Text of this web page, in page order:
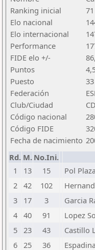
Ranking inicial
71
Elo nacional
Elo internacional
Performance
FIDE elo +/-
Puntos
Puesto
33
Federación
Club/Ciudad
Código nacional
Código FIDE
Fecha de nacimiento
Rd. M. No.Ini.
1
13 15 Pol
2 42 102
3
17 3 Garcia
4 40 91 Lopez
5 23 43 Castillo
6 25 36